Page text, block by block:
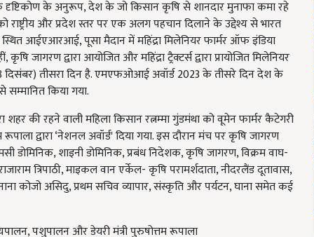
के दृष्टिकोण के अनुरूप, देश के जो किसान कृषि से शानदार मुनाफा कमा रहे
और प्रदेश स्तर पर एक अलग पहचान दिलाने के उद्देश्य से भारत
स्थित आईएआरआई, पूसा मैदान में महिंद्रा मिलेनियर फार्मर ऑफ इंडिया
द्वारा आयोजित और महिंद्रा ट्रैक्टर्स द्वारा प्रायोजित मिलेनियर
दिसंबर) तीसरा दिन है. एमएफओआई अवॉर्ड 2023 के तीसरे दिन देश के
किया गया.
की रहने वाली महिला किसान रत्नम्मा गुंडमंथा को वूमेन फार्मर कैटेगरी
द्वारा ‘नेशनल अवॉर्ड' दिया गया. इस दौरान मंच पर कृषि जागरण
डोमिनिक, शाइनी डोमिनिक, प्रबंध निदेशक, कृषि जागरण, विक्रम वाघ-
त्रिपाठी, माइकल वान एर्केल- कृषि परामर्शदाता, नीदरलैंड दूतावास,
कोजो असिदु, प्रथम सचिव व्यापार, संस्कृति और पर्यटन, घाना समेत कई